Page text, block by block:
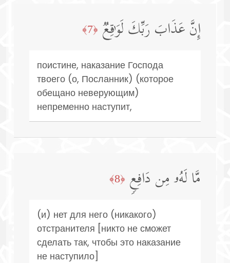
إِنَّ عَذَابَ رَبِّكَ لَوَ ٰ⁠قِعࣱ ﴿7﴾
поистине, наказание Господа
твоего (о, Посланник) (которое
обещано неверующим)
непременно наступит,
مَّا لَهُۥ مِن دَافِعࣲ ﴿8﴾
(и) нет для него (никакого)
отстранителя [никто не сможет
сделать так, чтобы это наказание
не наступило]